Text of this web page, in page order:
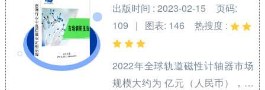
额将达到 %。同时就应用来看，
汽车在2021年份额大约是 %，未
来几年CAGR大约为 %。 本报告
研究中...
出版时间 : 2023-02-15
页码:
109 | 图表: 146
热搜度 :
2022年全球轨道磁性计轴器市场
规模大约为 亿元（人民币），预